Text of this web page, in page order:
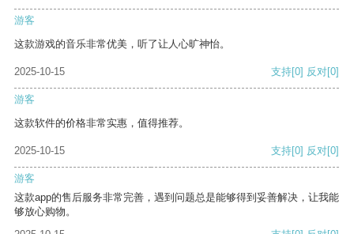
游客
这款游戏的音乐非常优美，听了让人心旷神怡。
2025-10-15 支持[0] 反对[0]
游客
这款软件的价格非常实惠，值得推荐。
2025-10-15 支持[0] 反对[0]
游客
这款app的售后服务非常完善，遇到问题总是能够得到妥善解决，让我能
够放心购物。